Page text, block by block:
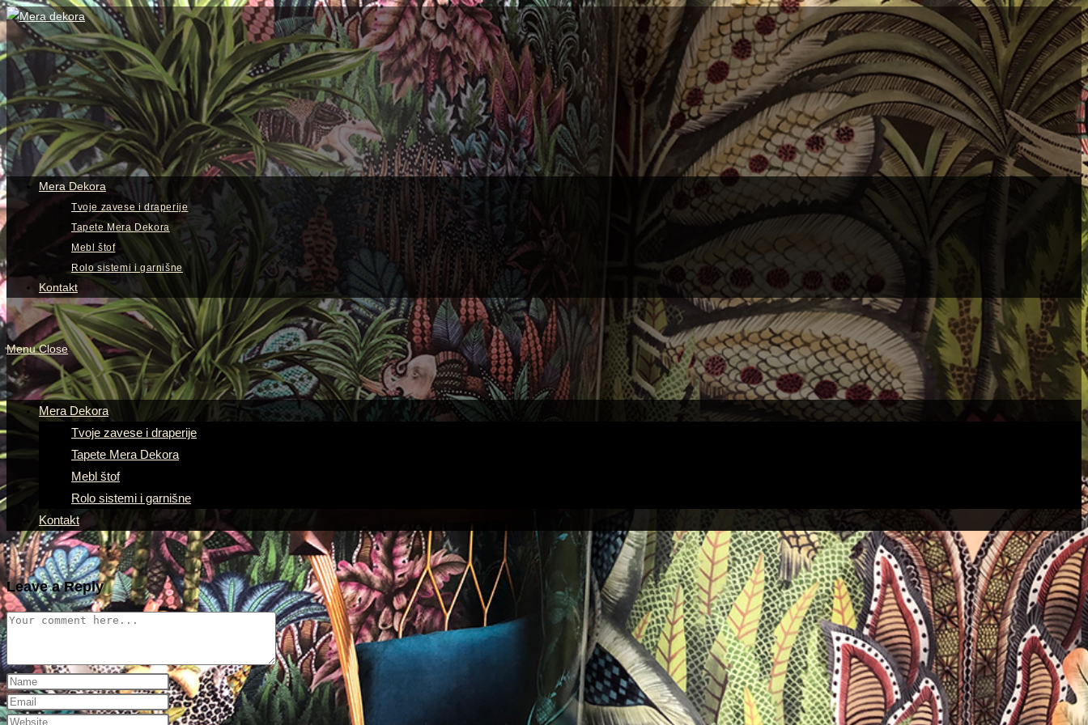
Skip
to
content
View
website
Menu
Mera Dekora
Tvoje zavese i draperije
Tapete Mera Dekora
Mebl štof
Rolo sistemi i garnišne
Kontakt
Menu Close
Mera Dekora
Tvoje zavese i draperije
Tapete Mera Dekora
Mebl štof
Rolo sistemi i garnišne
Kontakt
Leave a Reply
Comment
Enter
your
name
Enter
your
Enter